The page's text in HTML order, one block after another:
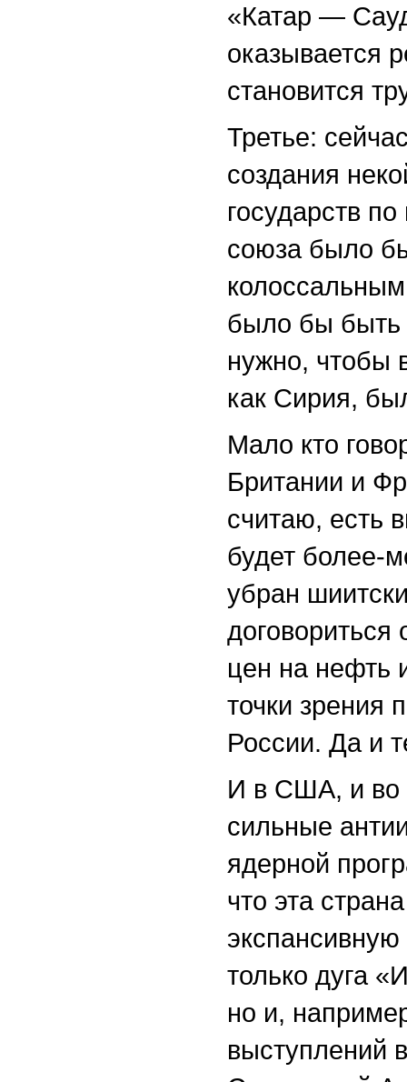
«Катар —
оказывается
становится
Третье:
создания
государств
союза было
было бы
нужно, чтобы
как Сирия,
Мало кто
Британии и
считаю, есть
будет более-
убран
цен на нефть
точки зрения
России. Да и
И в США, и во
сильные
ядерной
что эта
только дуга
но и,
выступлений